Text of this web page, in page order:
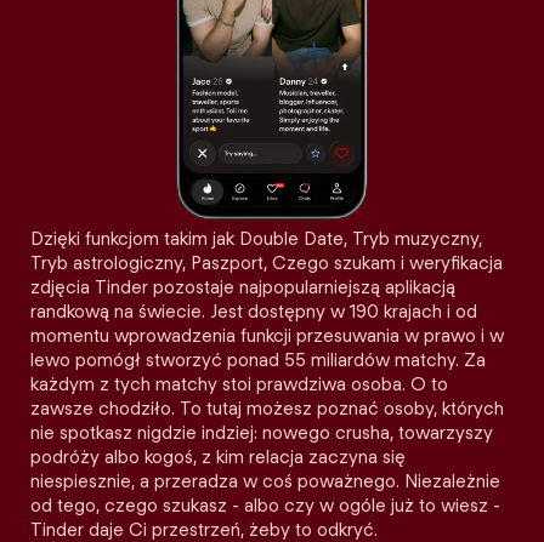
Dzięki funkcjom takim jak Double Date, Tryb muzyczny,
Tryb astrologiczny, Paszport, Czego szukam i weryfikacja
zdjęcia Tinder pozostaje najpopularniejszą aplikacją
randkową na świecie. Jest dostępny w 190 krajach i od
momentu wprowadzenia funkcji przesuwania w prawo i w
lewo pomógł stworzyć ponad 55 miliardów matchy. Za
każdym z tych matchy stoi prawdziwa osoba. O to
zawsze chodziło. To tutaj możesz poznać osoby, których
nie spotkasz nigdzie indziej: nowego crusha, towarzyszy
podróży albo kogoś, z kim relacja zaczyna się
niespiesznie, a przeradza w coś poważnego. Niezależnie
od tego, czego szukasz - albo czy w ogóle już to wiesz -
Tinder daje Ci przestrzeń, żeby to odkryć.